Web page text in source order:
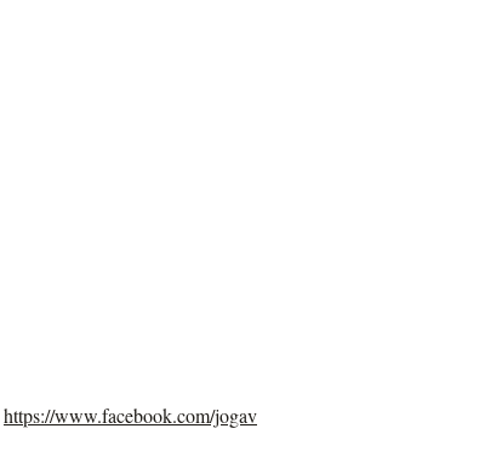
https://www.facebook.com/jogav